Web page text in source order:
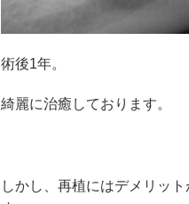
術後1年。
綺麗に治癒しております。
しかし、再植にはデメリッ